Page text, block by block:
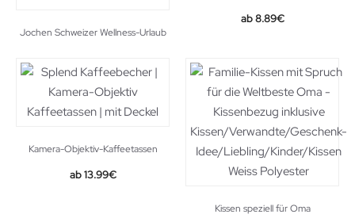
Jochen Schweizer Wellness-Urlaub
8.89€
Kamera-Objektiv-Kaffeetassen
Original
13.99€Current
Kissen speziell für Oma